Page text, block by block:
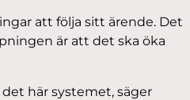
att följa sitt ärende. Det
är att det ska öka
här systemet, säger